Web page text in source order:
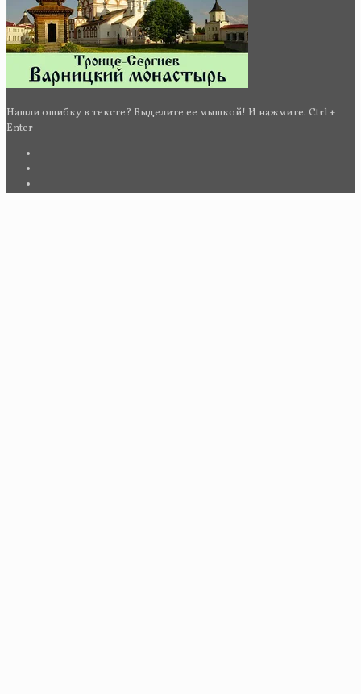
Нашли ошибку в тексте? Выделите ее мышкой! И нажмите: Ctrl +
Enter